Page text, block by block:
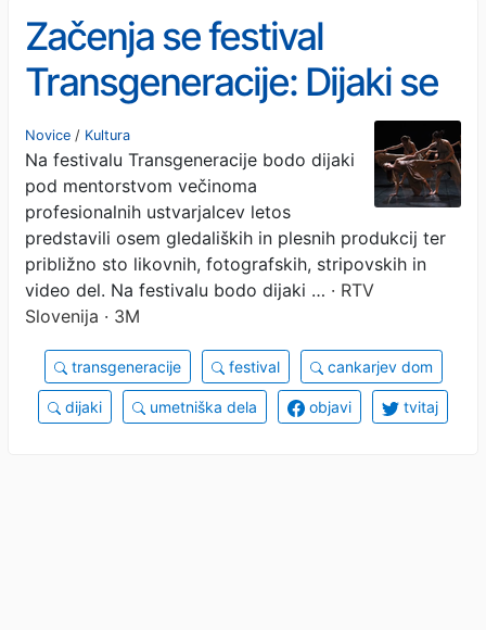
Začenja se festival
Transgeneracije: Dijaki se
ponovno predstavljajo z
umetniškimi deli
Novice / Kultura
Na festivalu Transgeneracije bodo dijaki
pod mentorstvom večinoma
profesionalnih ustvarjalcev letos
predstavili osem gledaliških in plesnih produkcij ter
približno sto likovnih, fotografskih, stripovskih in
video del. Na festivalu bodo dijaki … · RTV
Slovenija · 3M
transgeneracije festival cankarjev dom
dijaki umetniška dela objavi tvitaj